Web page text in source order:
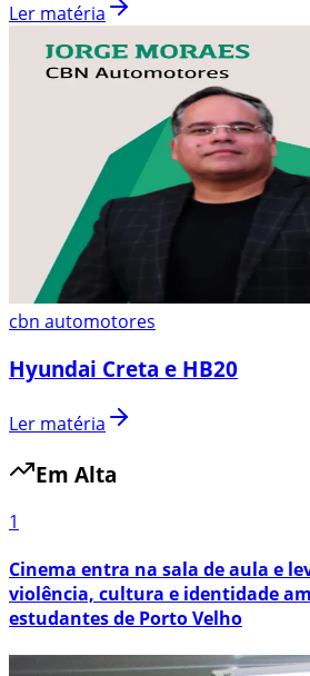
Ler matéria
cbn automotores
Hyundai Creta e HB20
Ler matéria
Em Alta
1
Cinema entra na sala de aula e
violência, cultura e identidade
estudantes de Porto Velho